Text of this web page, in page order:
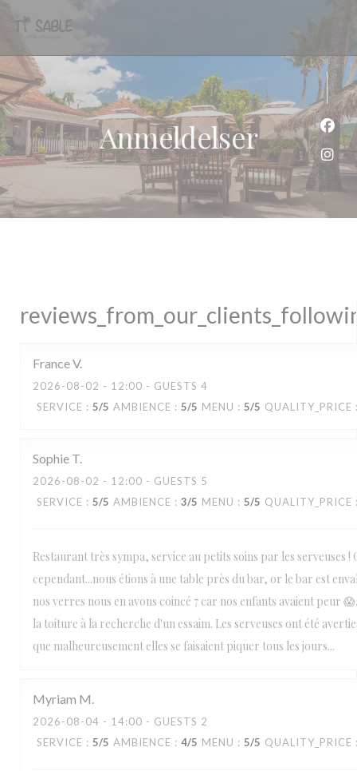
Anmeldelser
FranceV
2026-08-02 - 12:00 - GUESTS 4
SERVICE : 5/5 AMBIENCE : 5/5 MENU : 5/5 QUALITY_PRICE
Sophie T
2026-08-02 - 12:00 - GUESTS 5
SERVICE : 5/5 AMBIENCE : 3/5 MENU : 5/5 QUALITY_PRICE
Restaurant très sympa, service au petits soins par les serveuses !
cependant...nous étions à une table près du bar, or le bar est
nos verres nous en avons coincé 7 car nos enfants avaient peur
la toiture à la recherche d'un essaim. Les serveuses ont été
que malheureusement elles se faisaient piquer tous les jours...
Myriam M
2026-08-04 - 14:00 - GUESTS 2
SERVICE : 5/5 AMBIENCE : 4/5 MENU : 5/5 QUALITY_PRICE